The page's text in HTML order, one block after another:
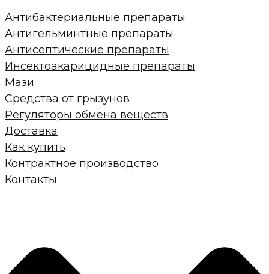
Антибактериальные препараты
Антигельминтные препараты
Антисептические препараты
Инсектоакарицидные препараты
Мази
Средства от грызунов
Регуляторы обмена веществ
Доставка
Как купить
Контрактное производство
Контакты